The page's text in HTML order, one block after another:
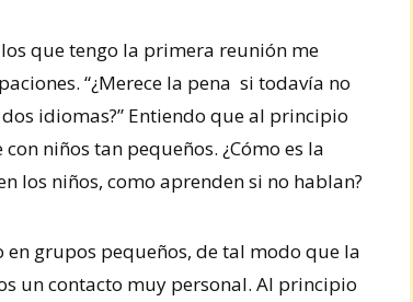
que tengo la primera reunión me
“¿Merece la pena si todavía no
idiomas?” Entiendo que al principio
niños tan pequeños. ¿Cómo es la
los niños, como aprenden si no hablan?
en grupos pequeños, de tal modo que la
un contacto muy personal. Al principio